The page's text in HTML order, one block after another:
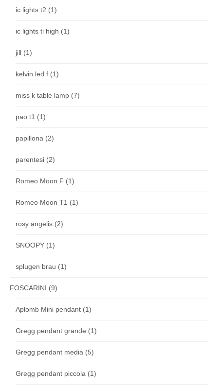
ic lights t2 (1)
ic lights ti high (1)
jill (1)
kelvin led f (1)
miss k table lamp (7)
pao t1 (1)
papillona (2)
parentesi (2)
Romeo Moon F (1)
Romeo Moon T1 (1)
rosy angelis (2)
SNOOPY (1)
splugen brau (1)
FOSCARINI (9)
Aplomb Mini pendant (1)
Gregg pendant grande (1)
Gregg pendant media (5)
Gregg pendant piccola (1)